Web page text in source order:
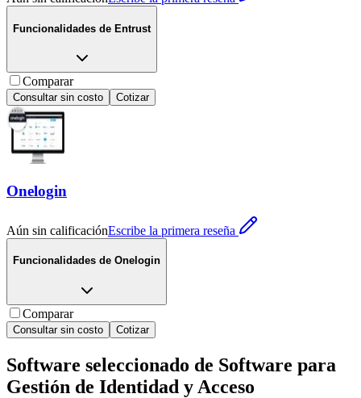
Funcionalidades de Entrust
Comparar
Consultar sin costo Cotizar
Onelogin
Aún sin calificaciónEscribe la primera reseña
Funcionalidades de Onelogin
Comparar
Consultar sin costo Cotizar
Software seleccionado de Software para
Gestión de Identidad y Acceso